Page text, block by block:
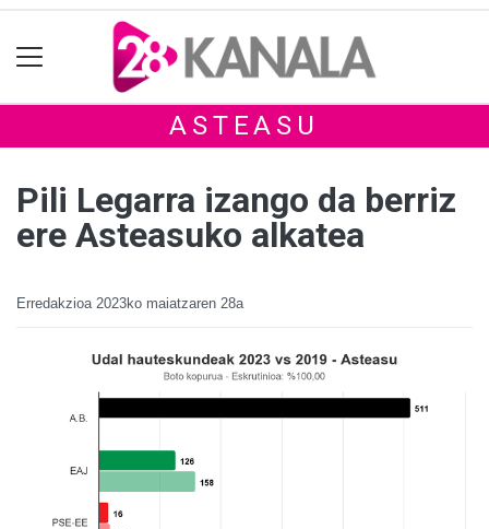
ASTEASU
Pili Legarra izango da berriz
ere Asteasuko alkatea
Erredakzioa 2023ko maiatzaren 28a